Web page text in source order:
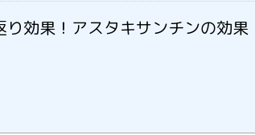
り効果！アスタキサンチンの効果